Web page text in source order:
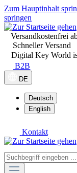
Zum Hauptinhalt
springen
Versandkostenfrei
Schneller Versand
Digital Key World
B2B
DE
Deutsch
English
Kontakt